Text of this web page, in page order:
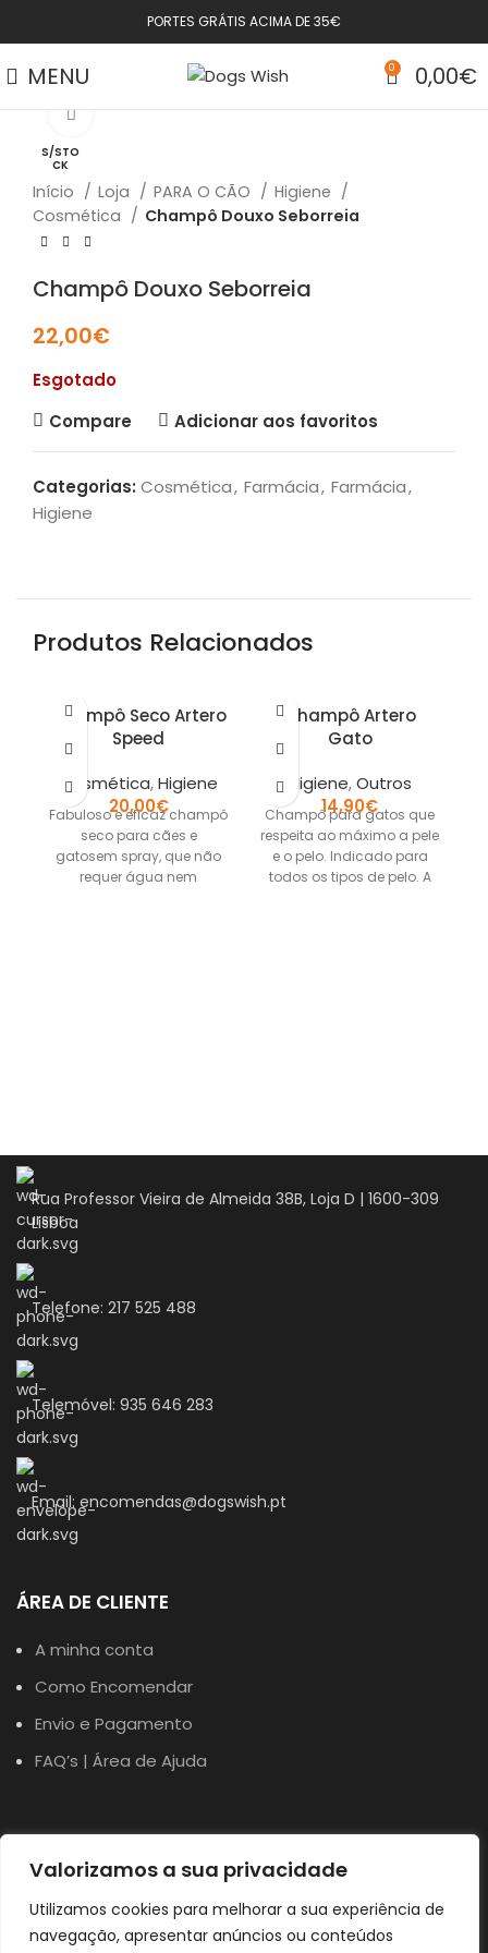
Valorizamos a sua privacidade
Utilizamos cookies para melhorar a sua experiência de
navegação, apresentar anúncios ou conteúdos
PORTES GRÁTIS ACIMA DE 35€
MENU 0 0,00€
S/STO
CK
Click to enlarge
Início Loja PARA O CÃO
Higiene
Cosmética
Champô Douxo Seborreia
Champô Douxo Seborreia
22,00€
Esgotado
Compare
Adicionar aos favoritos
Categorias: Cosmética, Farmácia, Farmácia,
Higiene
Produtos Relacionados
Champô Seco Artero
Speed
Cosmética,Higiene
20,00€
Fabuloso e eficaz champô
seco para cães e
gatosem spray, que não
requer água nem
Champô Artero
Gato
Higiene,Outros
14,90€
Champô para gatos que
respeita ao máximo a pele
e o pelo. Indicado para
todos os tipos de pelo. A
Rua Professor Vieira de Almeida 38B, Loja D | 1600-309
Lisboa
Telefone: 217 525 488
Telemóvel: 935 646 283
Email: encomendas@dogswish.pt
ÁREA DE CLIENTE
A minha conta
Como Encomendar
Envio e Pagamento
FAQ’s | Área de Ajuda
TERMOS
Política de Cookies